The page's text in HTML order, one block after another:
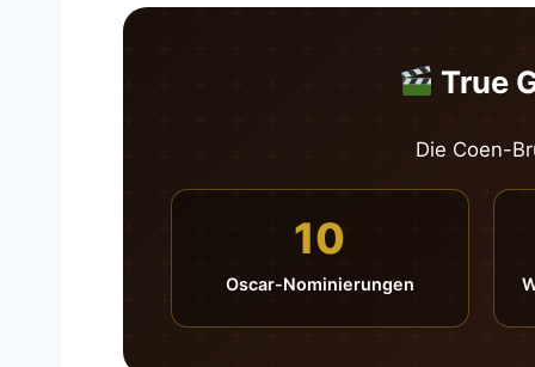
True
Die Coen-
10
Oscar-Nominierungen